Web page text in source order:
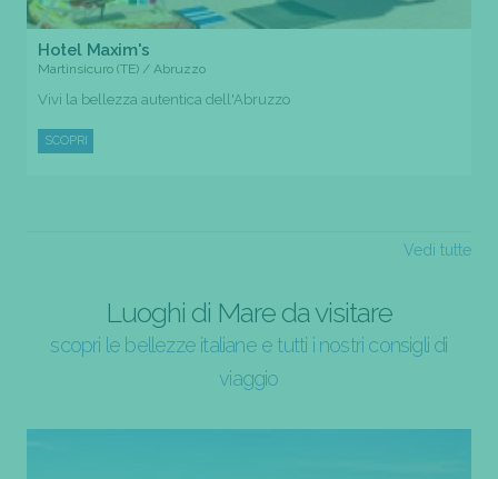
Hotel Maxim's
Martinsicuro (TE) / Abruzzo
Vivi la bellezza autentica dell'Abruzzo
SCOPRI
Vedi tutte
Luoghi di Mare da visitare
scopri le bellezze italiane e tutti i nostri consigli di
viaggio